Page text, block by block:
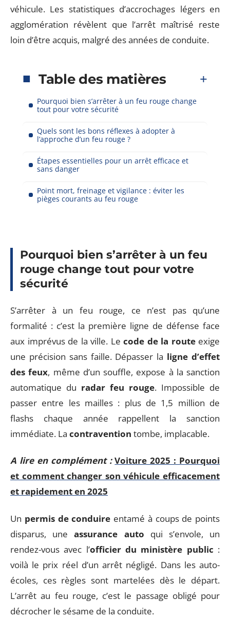
véhicule. Les statistiques d’accrochages légers en
agglomération révèlent que l’arrêt maîtrisé reste
loin d’être acquis, malgré des années de conduite.
Table des matières
Pourquoi bien s’arrêter à un feu rouge change
tout pour votre sécurité
Quels sont les bons réflexes à adopter à
l’approche d’un feu rouge ?
Étapes essentielles pour un arrêt efficace et
sans danger
Point mort, freinage et vigilance : éviter les
pièges courants au feu rouge
Pourquoi bien s’arrêter à un feu
rouge change tout pour votre
sécurité
S’arrêter à un feu rouge, ce n’est pas qu’une
formalité : c’est la première ligne de défense face
aux imprévus de la ville. Le code de la routeexige
une précision sans faille. Dépasser la ligne d’effet
des feux, même d’un souffle, expose à la sanction
automatique du radar feu rouge. Impossible de
passer entre les mailles : plus de 1,5 million de
flashs chaque année rappellent la sanction
immédiate. La contravention tombe, implacable.
A lire en complément : Voiture 2025 : Pourquoi
et comment changer son véhicule efficacement
et rapidement en 2025
Un permis de conduire entamé à coups de points
disparus, uneassurance auto qui s’envole, un
rendez-vous avec l’officier du ministère public :
voilà le prix réel d’un arrêt négligé. Dans les auto-
écoles, ces règles sont martelées dès le départ.
L’arrêt au feu rouge, c’est le passage obligé pour
décrocher le sésame de la conduite.